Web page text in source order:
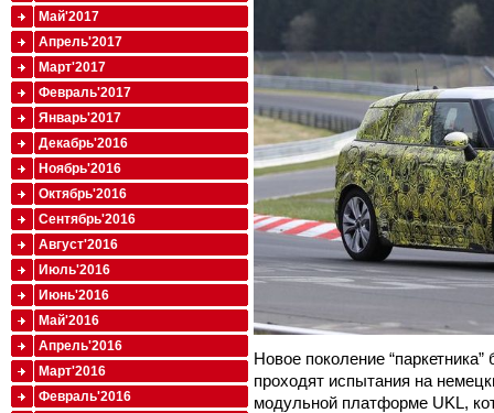
Новое поколение
проходят испытания на
модульной платформе UKL,
Май'2017
Апрель'2017
Март'2017
Февраль'2017
Январь'2017
Декабрь'2016
Ноябрь'2016
Октябрь'2016
Сентябрь'2016
Август'2016
Июль'2016
Июнь'2016
Май'2016
Апрель'2016
Март'2016
Февраль'2016